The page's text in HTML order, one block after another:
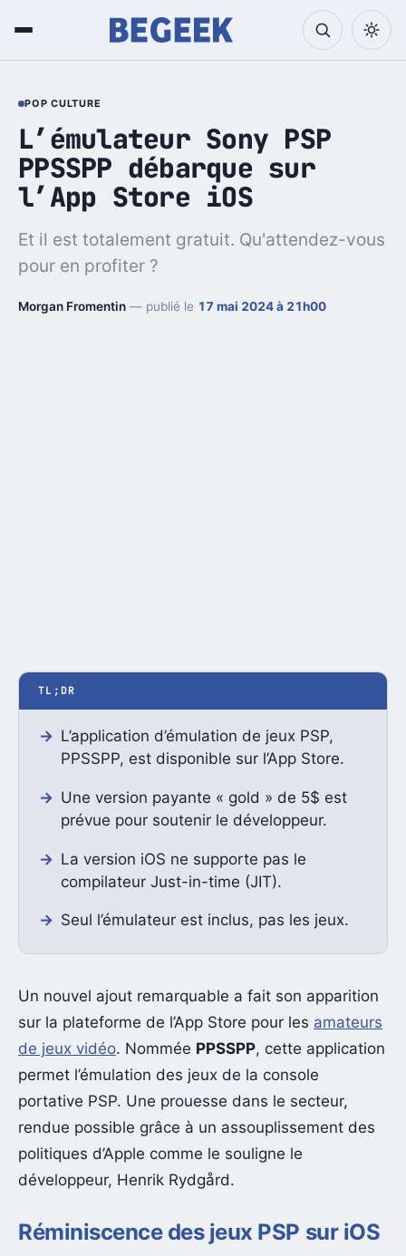
POP CULTURE
L’émulateur Sony PSP
PPSSPP débarque sur
l’App Store iOS
Et il est totalement gratuit. Qu'attendez-vous
pour en profiter ?
Morgan Fromentin — publié le 17 mai 2024 à 21h00
TL;DR
L’application d’émulation de jeux PSP,
PPSSPP, est disponible sur l’App Store.
Une version payante « gold » de 5$ est
prévue pour soutenir le développeur.
La version iOS ne supporte pas le
compilateur Just-in-time (JIT).
Seul l’émulateur est inclus, pas les jeux.
Un nouvel ajout remarquable a fait son apparition
sur la plateforme de l’App Store pour les amateurs
de jeux vidéo. Nommée PPSSPP, cette application
permet l’émulation des jeux de la console
portative PSP. Une prouesse dans le secteur,
rendue possible grâce à un assouplissement des
politiques d’Apple comme le souligne le
développeur, Henrik Rydgård.
Réminiscence des jeux PSP sur iOS